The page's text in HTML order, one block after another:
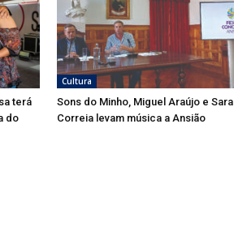
terá
do
Cultura
Sons do Minho, Miguel Araújo e Sara
Correia levam música a Ansião